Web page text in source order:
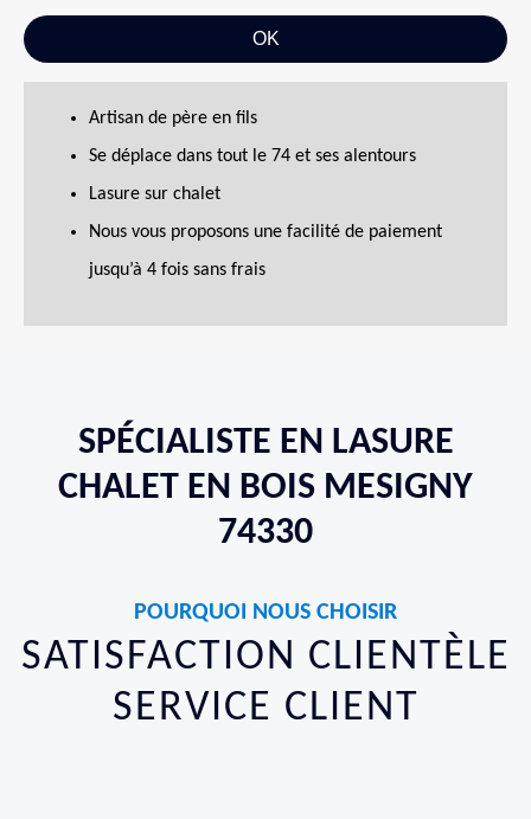
Artisan de père en fils
Se déplace dans tout le 74 et ses alentours
Lasure sur chalet
Nous vous proposons une facilité de paiement
jusqu’à 4 fois sans frais
SPÉCIALISTE EN LASURE
CHALET EN BOIS MESIGNY
74330
POURQUOI NOUS CHOISIR
SATISFACTION CLIENTÈLE
SERVICE CLIENT